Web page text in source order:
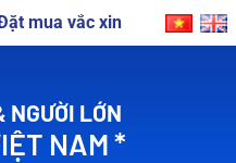
mua vắc xin
NGƯỜI LỚN
NAM *